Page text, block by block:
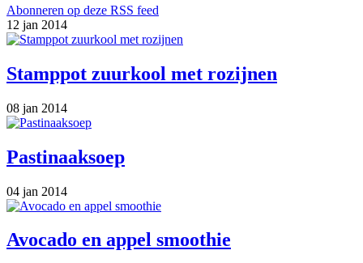
Abonneren op deze RSS feed
12 jan 2014
Stamppot zuurkool met rozijnen
08 jan 2014
Pastinaaksoep
04 jan 2014
Avocado en appel smoothie